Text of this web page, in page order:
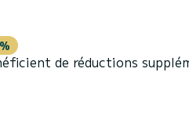
de réductions